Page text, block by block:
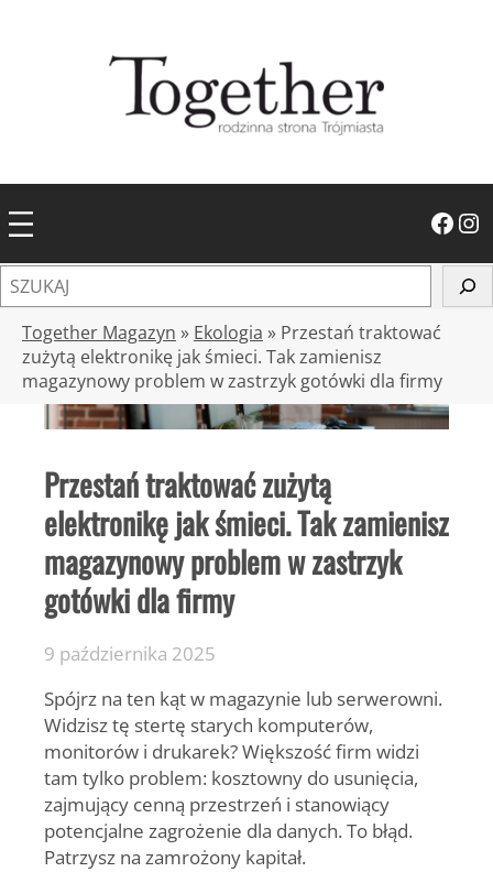
Facebook Instagram
z
Together Magazyn » Ekologia » Przestań traktować
zużytą elektronikę jak śmieci. Tak zamienisz
magazynowy problem w zastrzyk gotówki dla firmy
Przestań traktować zużytą
elektronikę jak śmieci. Tak zamienisz
magazynowy problem w zastrzyk
gotówki dla firmy
9 października 2025
Spójrz na ten kąt w magazynie lub serwerowni.
Widzisz tę stertę starych komputerów,
monitorów i drukarek? Większość firm widzi
tam tylko problem: kosztowny do usunięcia,
zajmujący cenną przestrzeń i stanowiący
potencjalne zagrożenie dla danych. To błąd.
Patrzysz na zamrożony kapitał.